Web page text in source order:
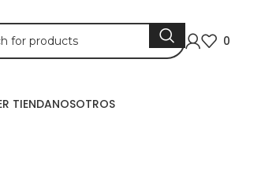
0
TIENDANOSOTROS